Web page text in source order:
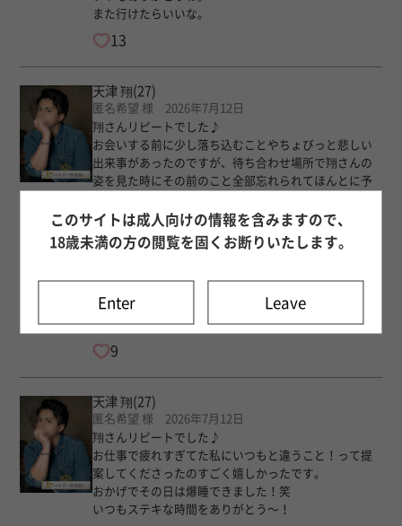
また行けたらいいな。
13
天津 翔(27)
匿名希望 様 2026年7月12日
翔さんリピートでした♪
お会いする前に少し落ち込むことやちょびっと悲しい
出来事があったのですが、待ち合わせ場所で翔さんの
姿を見た時にその前のこと全部忘れられてほんとに予
こんなにも丁寧に接してくれる人がいること、いつ
だって寄り添ってくれること、私にはもったいないぐ
らいありがたくて、ほんとに大切な存在です。
夜遅くなのに、そして急遽だったのにありがとうござ
いました！
9
天津 翔(27)
匿名希望 様 2026年7月12日
翔さんリピートでした♪
お仕事で疲れすぎてた私にいつもと違うこと！って提
案してくださったのすごく嬉しかったです。
おかげでその日は爆睡できました！笑
いつもステキな時間をありがとう〜！
このサイトは成人向けの情報を含みますので、
18歳未満の方の閲覧を固くお断りいたします。
Enter Leave